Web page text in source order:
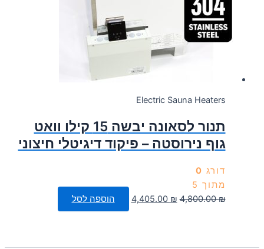
Electric Sauna Heaters
תנור לסאונה יבשה 15 קילו וואט
גוף נירוסטה – פיקוד דיגיטלי חיצוני
דורג 0
מתוך 5
4,800.00₪
המחיר
4,405.00 ₪
המחיר
הנוכחי
הוספה לסל